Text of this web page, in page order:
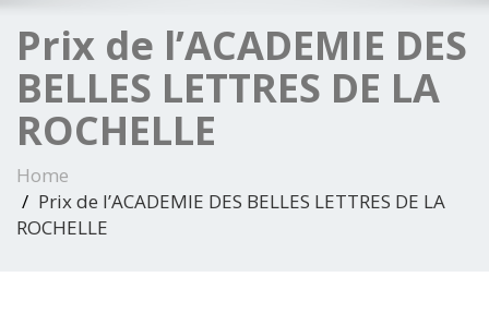
Prix de l’ACADEMIE DES
BELLES LETTRES DE LA
ROCHELLE
Home
Prix de l’ACADEMIE DES BELLES LETTRES DE LA
ROCHELLE